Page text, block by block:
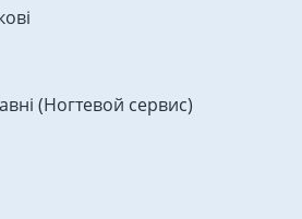
(Ногтевой сервис)